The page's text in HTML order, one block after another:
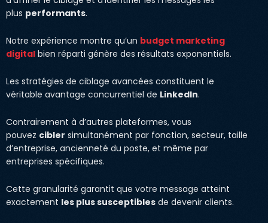
plus performants.
Notre expérience montre qu’un budget marketing
digital bien réparti génère des résultats exponentiels.
Les stratégies de ciblage avancées constituent le
véritable avantage concurrentiel de LinkedIn.
Contrairement à d’autres plateformes, vous
pouvez cibler simultanément par fonction, secteur, taille
d’entreprise, ancienneté du poste, et même par
entreprises spécifiques.
Cette granularité garantit que votre message atteint
exactement les plus susceptibles de devenir clients.